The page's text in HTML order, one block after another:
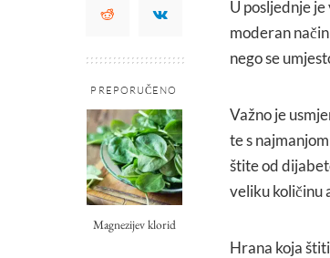
PREPORUČENO
Magnezijev klorid
U posljednje
moderan
nego se
Važno je
te s
štite od
veliku količinu
Hrana koja